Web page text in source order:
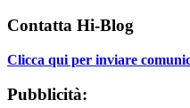
Contatta Hi-Blog
Clicca qui per inviare
Pubblicità: